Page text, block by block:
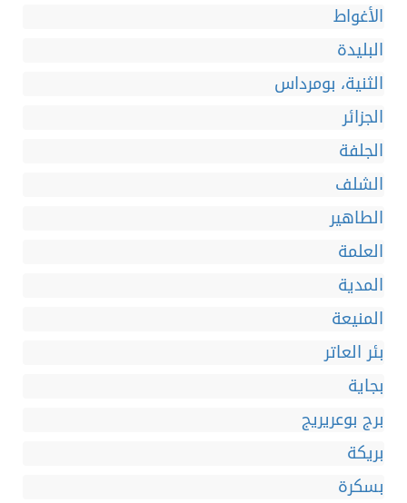
الأغواط
البليدة
الثنية، بومرداس
الجزائر
الجلفة
الشلف
الطاهير
العلمة
المدية
المنيعة
بئر العاتر
بجاية
برج بوعريريج
بريكة
بسكرة